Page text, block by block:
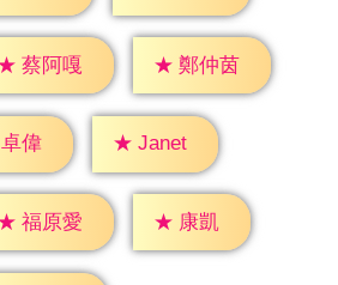
蔡阿嘎 ★ 鄭仲茵
卓偉 ★ Janet
福原愛 ★ 康凱